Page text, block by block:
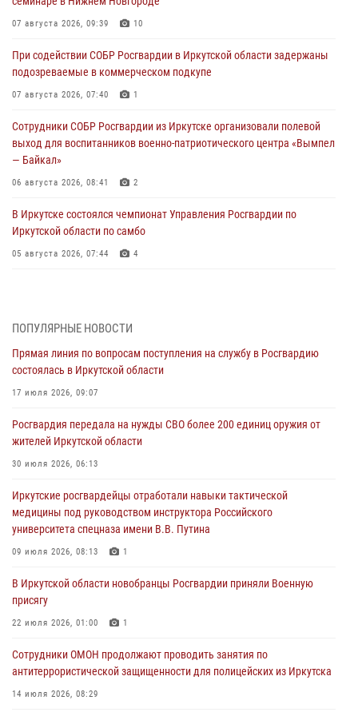
07 августа 2026, 09:39 10
При содействии СОБР Росгвардии в Иркутской области задержаны
подозреваемые в коммерческом подкупе
07 августа 2026, 07:40 1
Сотрудники СОБР Росгвардии из Иркутске организовали полевой
выход для воспитанников военно-патриотического центра «Вымпел
— Байкал»
06 августа 2026, 08:41 2
В Иркутске состоялся чемпионат Управления Росгвардии по
Иркутской области по самбо
05 августа 2026, 07:44 4
04 августа 2026, 07:14 3
Росгвардейцы потушили загоревшийся автомобиль в Иркутске
03 августа 2026, 04:55
Дню Воздушно-десантных войск в Иркутской области
03 августа 2026, 03:32
сердца к сердцу» (видео)
31 июля 2026, 04:37
Сотрудники Росгвардии нашли и вернули родственникам
30 июля 2026, 07:37
ПОПУЛЯРНЫЕ НОВОСТИ
Прямая линия по вопросам поступления на службу в Росгвардию
состоялась в Иркутской области
17 июля 2026, 09:07
Росгвардия передала на нужды СВО более 200 единиц оружия от
жителей Иркутской области
30 июля 2026, 06:13
Иркутские росгвардейцы отработали навыки тактической
медицины под руководством инструктора Российского
университета спецназа имени В.В. Путина
09 июля 2026, 08:13 1
В Иркутской области новобранцы Росгвардии приняли Военную
присягу
22 июля 2026, 01:00 1
Сотрудники ОМОН продолжают проводить занятия по
антитеррористической защищенности для полицейских из Иркутска
14 июля 2026, 08:29